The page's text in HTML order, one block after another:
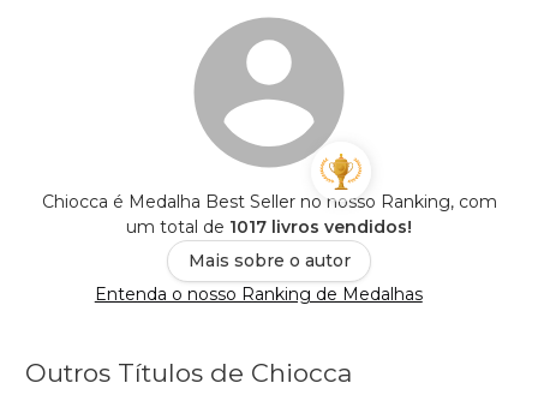
Chiocca é Medalha Best Seller no nosso Ranking, com
um total de 1017 livros vendidos!
Mais sobre o autor
Entenda o nosso Ranking de Medalhas
Outros Títulos de Chiocca